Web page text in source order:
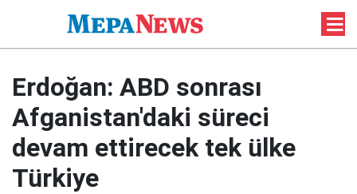
Erdoğan: ABD sonrası
Afganistan'daki süreci
devam ettirecek tek ülke
Türkiye